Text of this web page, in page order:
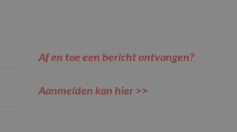
Af en toe een bericht ontvangen?
Aanmelden kan hier >>